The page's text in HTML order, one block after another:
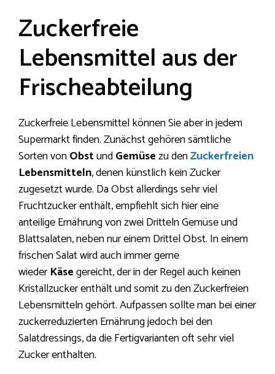
Zuckerfreie
Lebensmittel aus der
Frischeabteilung
Zuckerfreie Lebensmittel können Sie aber in jedem
Supermarkt finden. Zunächst gehören sämtliche
Sorten vonObstundGemüsezu denZuckerfreien
Lebensmitteln, denen künstlich kein Zucker
zugesetzt wurde. Da Obst allerdings sehr viel
Fruchtzucker enthält, empfiehlt sich hier eine
anteilige Ernährung von zwei Dritteln Gemüse und
Blattsalaten, neben nur einem Drittel Obst. In einem
frischen Salat wird auch immer gerne
wieder Käsegereicht, der in der Regel auch keinen
Kristallzucker enthält und somit zu den Zuckerfreien
Lebensmitteln gehört. Aufpassen sollte man bei einer
zuckerreduzierten Ernährung jedoch bei den
Salatdressings, da die Fertigvarianten oft sehr viel
Zucker enthalten.